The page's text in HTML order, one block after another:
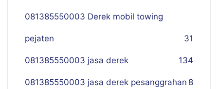
081385550003 Derek mobil towing
pejaten 31
081385550003 jasa derek 134
081385550003 jasa derek pesanggrahan 8